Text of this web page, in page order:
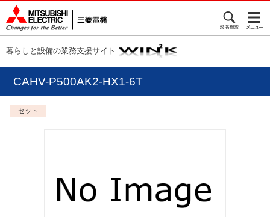
暮らしと設備の業務支援サイト
CAHV-P500AK2-HX1-6T
セット